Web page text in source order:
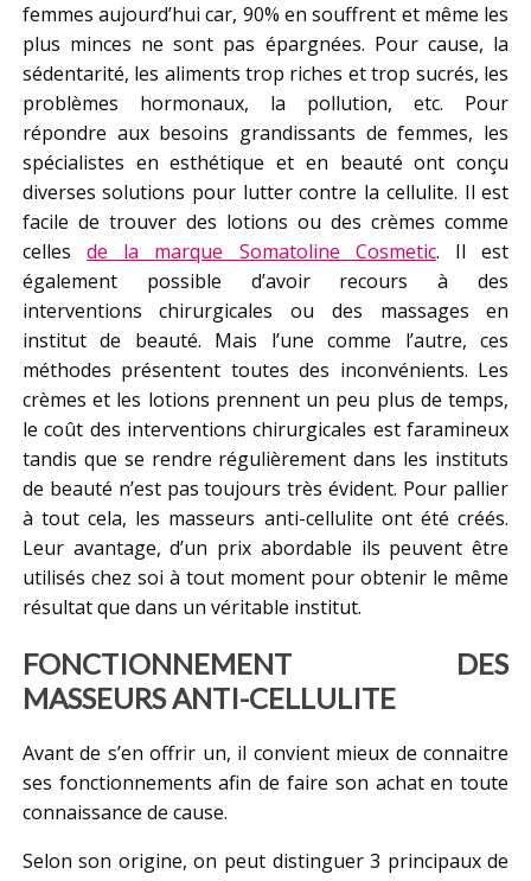
femmes aujourd’hui car, 90% en souffrent et même les
plus minces ne sont pas épargnées. Pour cause, la
sédentarité, les aliments trop riches et trop sucrés, les
problèmes hormonaux, la pollution, etc. Pour
répondre aux besoins grandissants de femmes, les
spécialistes en esthétique et en beauté ont conçu
diverses solutions pour lutter contre la cellulite. Il est
facile de trouver des lotions ou des crèmes comme
celles de la marque Somatoline Cosmetic. Il est
également possible d’avoir recours à des
interventions chirurgicales ou des massages en
institut de beauté. Mais l’une comme l’autre, ces
méthodes présentent toutes des inconvénients. Les
crèmes et les lotions prennent un peu plus de temps,
le coût des interventions chirurgicales est faramineux
tandis que se rendre régulièrement dans les instituts
de beauté n’est pas toujours très évident. Pour pallier
à tout cela, les masseurs anti-cellulite ont été créés.
Leur avantage, d’un prix abordable ils peuvent être
utilisés chez soi à tout moment pour obtenir le même
résultat que dans un véritable institut.
FONCTIONNEMENT DES
MASSEURS ANTI-CELLULITE
Avant de s’en offrir un, il convient mieux de connaitre
ses fonctionnements afin de faire son achat en toute
connaissance de cause.
Selon son origine, on peut distinguer 3 principaux de